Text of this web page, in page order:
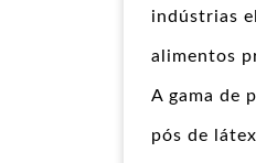
indústrias
alimentos
A gama de
pós de